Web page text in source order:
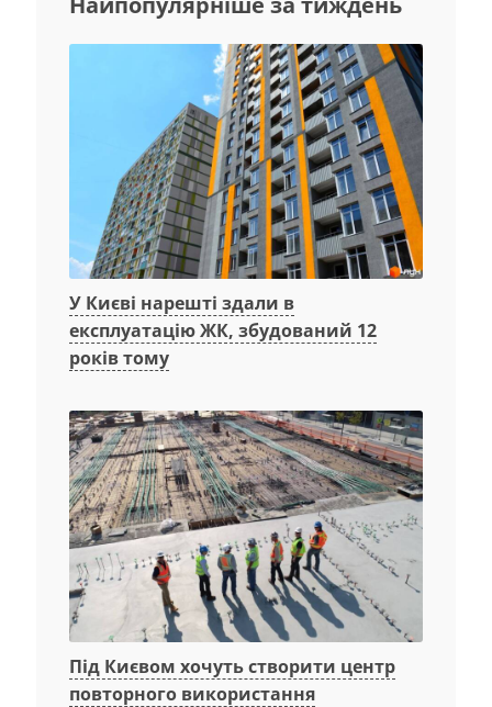
У Києві нарешті здали в
експлуатацію ЖК, збудований 12
років тому
Під Києвом хочуть створити центр
повторного використання